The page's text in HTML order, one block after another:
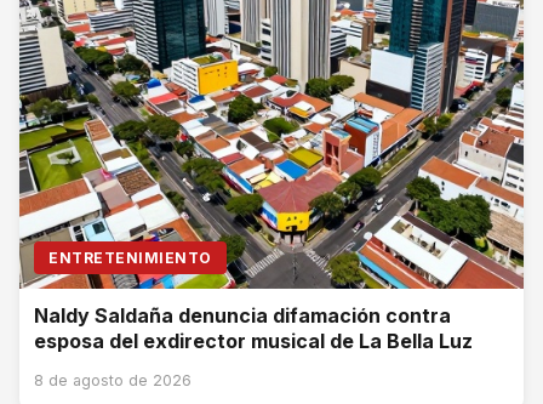
ENTRETENIMIENTO
Naldy Saldaña denuncia difamación contra
esposa del exdirector musical de La Bella Luz
8 de agosto de 2026